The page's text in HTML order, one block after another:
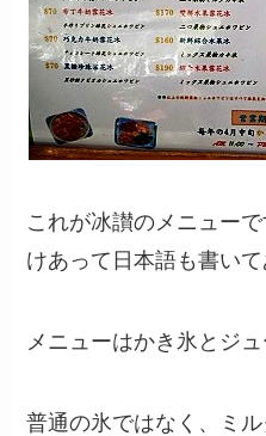
これが冰讃のメニュー
けあって日本語も書いて
メニューはかき氷とジュ
普通の氷ではなく、ミ